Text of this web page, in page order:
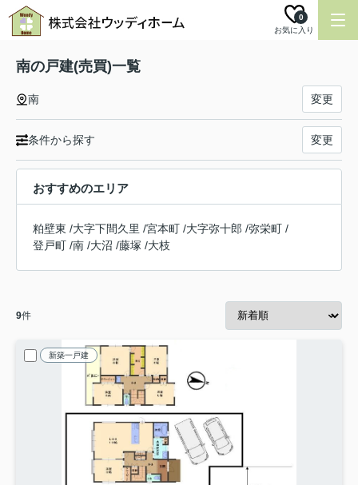
お気に入り
0
南の戸建(売買)一覧
南 変更
条件から探す 変更
おすすめのエリア
粕壁東 /大字下間久里 /宮本町 /大字弥十郎 /弥栄町 /
登戸町 /南 /大沼 /藤塚 /大枝
9件
新築一戸建